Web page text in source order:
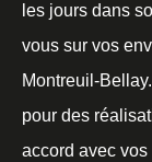
les jours dans
vous sur vos
Montreuil-
pour des
accord avec